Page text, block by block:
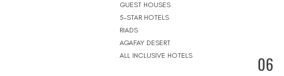
GUEST HOUSES
5-STAR HOTELS
RIADS
AGAFAY DESERT
ALL INCLUSIVE HOTELS
06